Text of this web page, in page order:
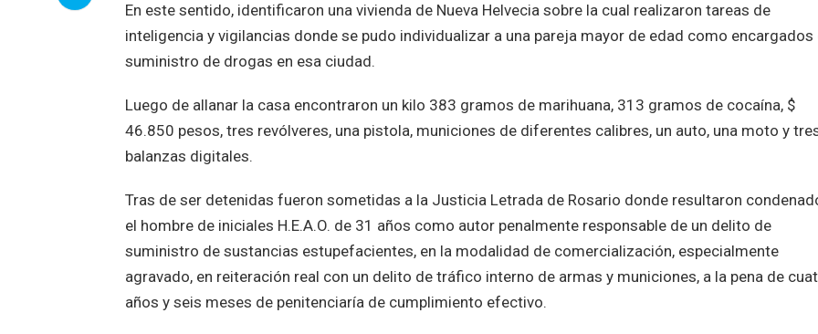
En este sentido, identificaron una vivienda de Nueva Helvecia sobre la cual realizaron tareas de
inteligencia y vigilancias donde se pudo individualizar a una pareja mayor de edad como encargados
suministro de drogas en esa ciudad.
Luego de allanar la casa encontraron un kilo 383 gramos de marihuana, 313 gramos de cocaína, $
46.850 pesos, tres revólveres, una pistola, municiones de diferentes calibres, un auto, una moto y
balanzas digitales.
Tras de ser detenidas fueron sometidas a la Justicia Letrada de Rosario donde resultaron
el hombre de iniciales H.E.A.O. de 31 años como autor penalmente responsable de un delito de
suministro de sustancias estupefacientes, en la modalidad de comercialización, especialmente
agravado, en reiteración real con un delito de tráfico interno de armas y municiones, a la pena de
años y seis meses de penitenciaría de cumplimiento efectivo.